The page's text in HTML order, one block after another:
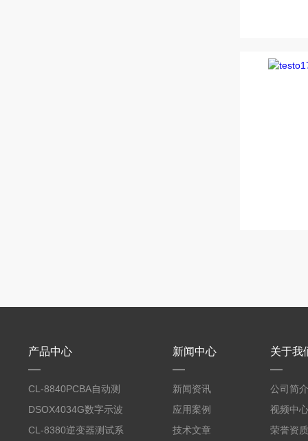
产品中心
CL-8840PCBA自动测
试台系统
DSOX4034G数字示波
器
CL-8380逆变器测试系
新闻中心
新闻资讯
应用案例
技术文章
关于我
公司简介
视频中心
荣誉资质